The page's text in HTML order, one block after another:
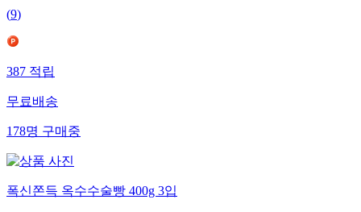
(9)
387적립
무료배송
178명구매중
폭신쫀득 옥수수술빵 400g 3입